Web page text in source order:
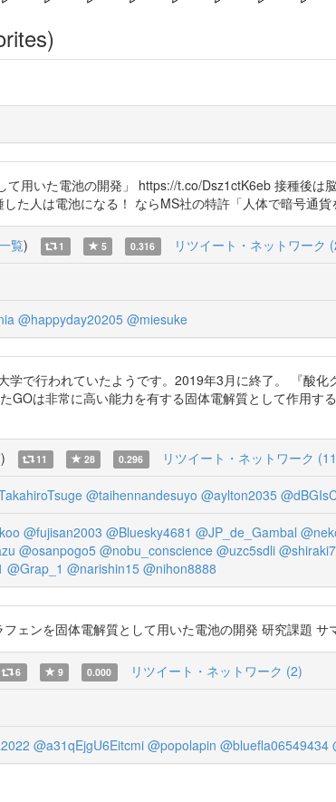
用いた電池の開発」 https://t.co/Dsz1ctK6eb 接種後は
た人は電池になる！ ならMS社の特許「人体で暗号通
覧) 1 5 0.316 リツイート・ネットワーク
@happyday20205 @miesuke
で行われていたようです。2019年3月に終了。 『酸化
GOは非常に高い能力を有する固体電解質として作用す
) 11 28 0.296 リツイート・ネットワーク
@taihennandesuyo @aylton2035
@fujisan2003 @Bluesky4681 @JP_de_Gambal
@osanpogo5 @nobu_conscience @uzc5sdli
@Grap_1 @narishin15 @nihon8888
ェンを固体電解質として用いた電池の開発 研究課題
6 9 0.000 リツイート・ネットワーク (2)
@a31qEjgU6Eitcmi @popolapin @bluefla06549434